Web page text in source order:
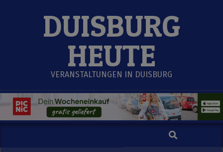
DUISBURG
HEUTE
VERANSTALTUNGEN IN DUISBURG
Search